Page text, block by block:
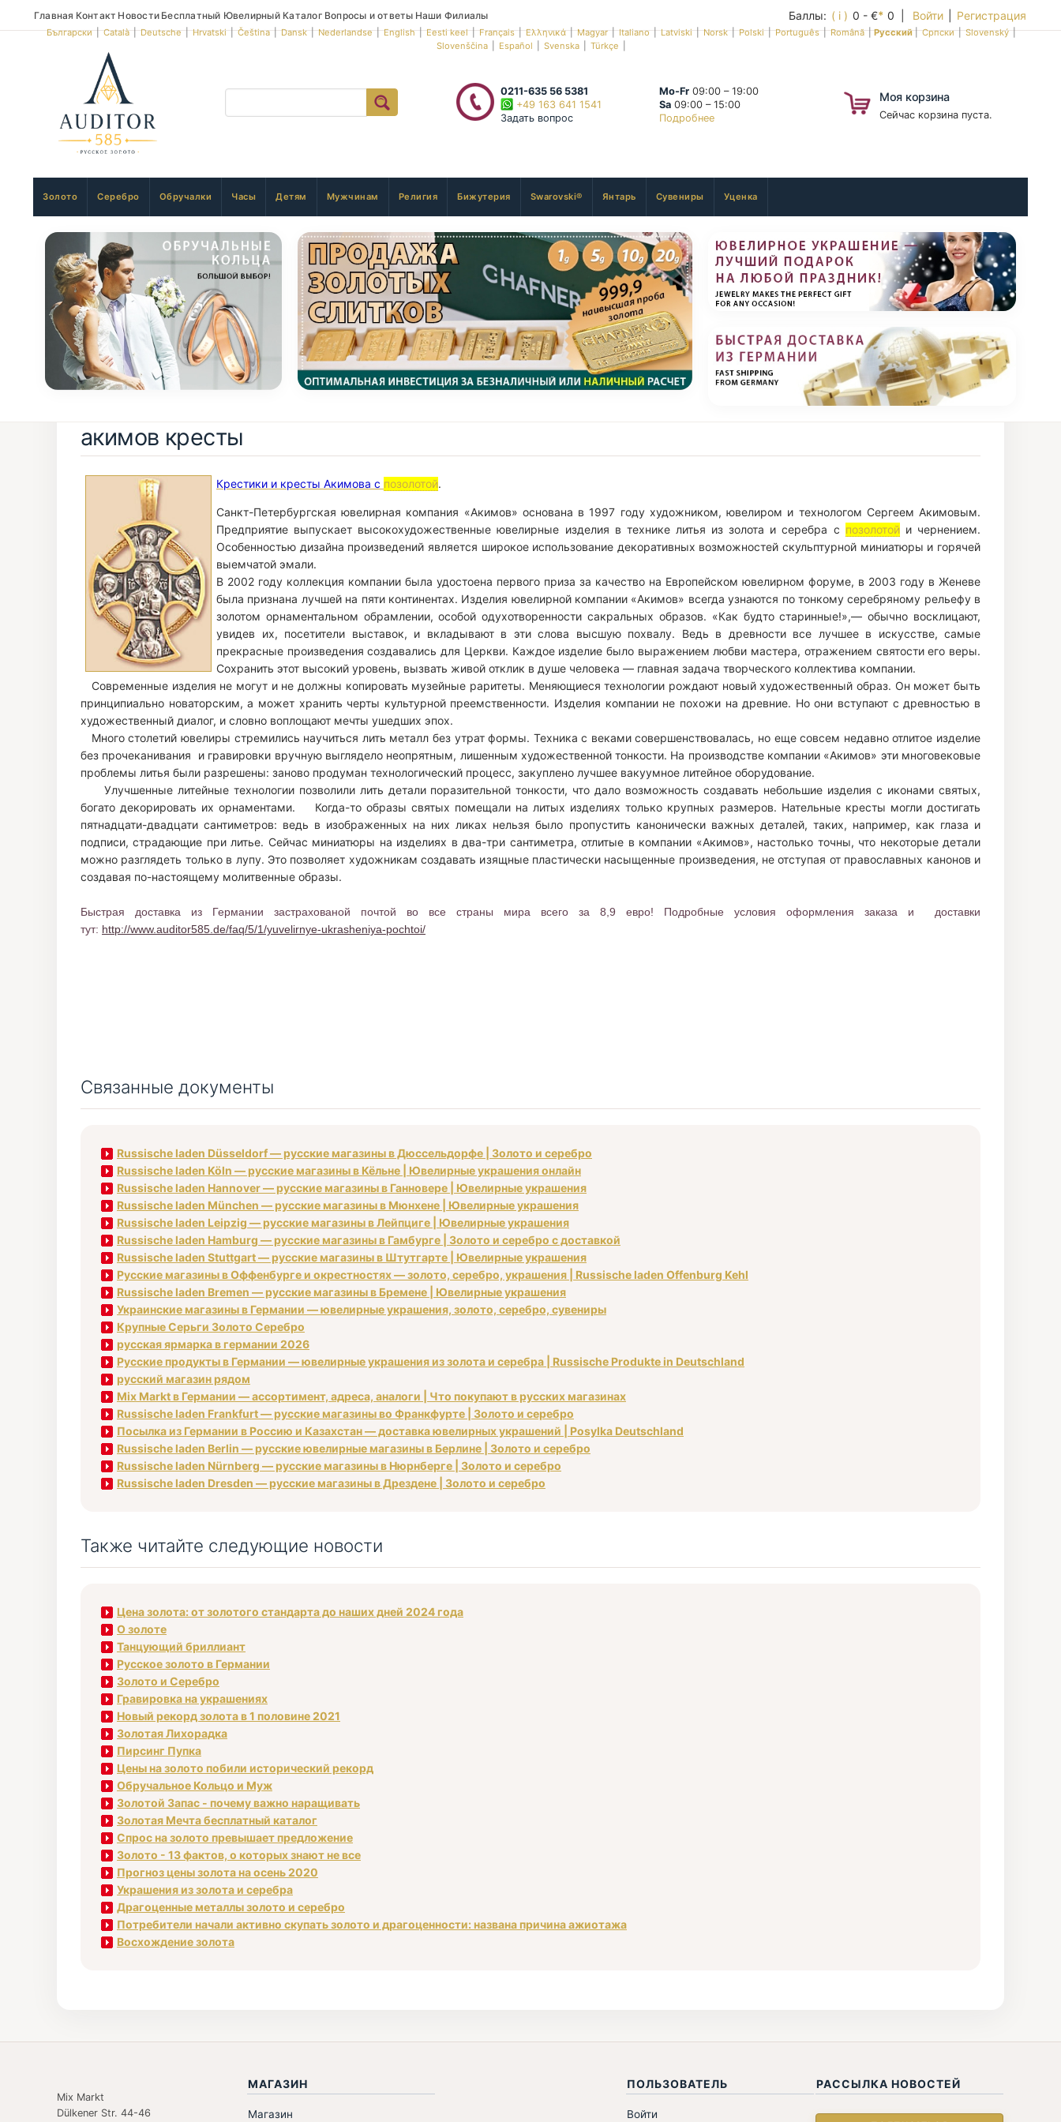
Главная Контакт Новости Бесплатный Ювелирный Каталог Вопросы и ответы Наши Филиалы Баллы: ( i ) 0 - €* 0 | Войти Регистрация
Български|Català|Deutsche|Hrvatski|Čeština|Dansk|Nederlandse|English|Eesti keel|Français|Ελληνικά|Magyar|Italiano|Latviski|Norsk|Polski|Português|Română|Русский|Српски|Slovenský|
Slovenščina
Español Svenska Türkçe
0211-635 56 5381
+49 163 641 1541
Задать вопрос
Mo-Fr09:00 – 19:00
Sa09:00 – 15:00
Подробнее
Моя корзина
Сейчас корзина пуста.
Золото Серебро Обручалки Часы Детям Мужчинам Религия Бижутерия Swarovski® Янтарь Сувениры Уценка
акимов кресты
Крестики и кресты Акимова с позолотой.
Санкт-Петербургская ювелирная компания «Акимов» основана в 1997 году художником, ювелиром и технологом Сергеем Акимовым.
Предприятие выпускает высокохудожественные ювелирные изделия в технике литья из золота и серебра с позолотойи чернением.
Особенностью дизайна произведений является широкое использование декоративных возможностей скульптурной миниатюры и горячей
выемчатой эмали.
В 2002 году коллекция компании была удостоена первого приза за качество на Европейском ювелирном форуме, в 2003 году в Женеве
была признана лучшей на пяти континентах. Изделия ювелирной компании «Акимов» всегда узнаются по тонкому серебряному рельефу в
золотом орнаментальном обрамлении, особой одухотворенности сакральных образов. «Как будто старинные!»,— обычно восклицают,
увидев их, посетители выставок, и вкладывают в эти слова высшую похвалу. Ведь в древности все лучшее в искусстве, самые
прекрасные произведения создавались для Церкви. Каждое изделие было выражением любви мастера, отражением святости его веры.
Сохранить этот высокий уровень, вызвать живой отклик в душе человека — главная задача творческого коллектива компании.
Современные изделия не могут и не должны копировать музейные раритеты. Меняющиеся технологии рождают новый художественный образ. Он может быть
принципиально новаторским, а может хранить черты культурной преемственности. Изделия компании не похожи на древние. Но они вступают с древностью в
художественный диалог, и словно воплощают мечты ушедших эпох.
Много столетий ювелиры стремились научиться лить металл без утрат формы. Техника с веками совершенствовалась, но еще совсем недавно отлитое изделие
без прочеканивания и гравировки вручную выглядело неопрятным, лишенным художественной тонкости. На производстве компании «Акимов» эти многовековые
проблемы литья были разрешены: заново продуман технологический процесс, закуплено лучшее вакуумное литейное оборудование.
Улучшенные литейные технологии позволили лить детали поразительной тонкости, что дало возможность создавать небольшие изделия с иконами святых,
богато декорировать их орнаментами. Когда-то образы святых помещали на литых изделиях только крупных размеров. Нательные кресты могли достигать
пятнадцати-двадцати сантиметров: ведь в изображенных на них ликах нельзя было пропустить канонически важных деталей, таких, например, как глаза и
подписи, страдающие при литье. Сейчас миниатюры на изделиях в два-три сантиметра, отлитые в компании «Акимов», настолько точны, что некоторые детали
можно разглядеть только в лупу. Это позволяет художникам создавать изящные пластически насыщенные произведения, не отступая от православных канонов и
создавая по-настоящему молитвенные образы.
Быстрая доставка из Германии застрахованой почтой во все страны мира всего за 8,9 евро! Подробные условия оформления заказа и доставки
тут: http://www.auditor585.de/faq/5/1/yuvelirnye-ukrasheniya-pochtoi/
Связанные документы
Russische laden Düsseldorf — русские магазины в Дюссельдорфе | Золото и серебро
Russische laden Köln — русские магазины в Кёльне | Ювелирные украшения онлайн
Russische laden Hannover — русские магазины в Ганновере | Ювелирные украшения
Russische laden München — русские магазины в Мюнхене | Ювелирные украшения
Russische laden Leipzig — русские магазины в Лейпциге | Ювелирные украшения
Russische laden Hamburg — русские магазины в Гамбурге | Золото и серебро с доставкой
Russische laden Stuttgart — русские магазины в Штутгарте | Ювелирные украшения
Русские магазины в Оффенбурге и окрестностях — золото, серебро, украшения | Russische laden Offenburg Kehl
Russische laden Bremen — русские магазины в Бремене | Ювелирные украшения
Украинские магазины в Германии — ювелирные украшения, золото, серебро, сувениры
Крупные Серьги Золото Серебро
русская ярмарка в германии 2026
Русские продукты в Германии — ювелирные украшения из золота и серебра | Russische Produkte in Deutschland
русский магазин рядом
Mix Markt в Германии — ассортимент, адреса, аналоги | Что покупают в русских магазинах
Russische laden Frankfurt — русские магазины во Франкфурте | Золото и серебро
Посылка из Германии в Россию и Казахстан — доставка ювелирных украшений | Posylka Deutschland
Russische laden Berlin — русские ювелирные магазины в Берлине | Золото и серебро
Russische laden Nürnberg — русские магазины в Нюрнберге | Золото и серебро
Russische laden Dresden — русские магазины в Дрездене | Золото и серебро
Также читайте следующие новости
Цена золота: от золотого стандарта до наших дней 2024 года
О золоте
Танцующий бриллиант
Русское золото в Германии
Золото и Серебро
Гравировка на украшениях
Новый рекорд золота в 1 половине 2021
Золотая Лихорадка
Пирсинг Пупка
Цены на золото побили исторический рекорд
Обручальное Кольцо и Муж
Золотой Запас - почему важно наращивать
Золотая Мечта бесплатный каталог
Спрос на золото превышает предложение
Золото - 13 фактов, о которых знают не все
Прогноз цены золота на осень 2020
Украшения из золота и серебра
Драгоценные металлы золото и серебро
Потребители начали активно скупать золото и драгоценности: названа причина ажиотажа
Восхождение золота
Mix Markt
Dülkener Str. 44-46
МАГАЗИН
Магазин
ПОЛЬЗОВАТЕЛЬ
Войти
РАССЫЛКА НОВОСТЕЙ